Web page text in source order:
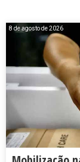
8 de agosto de 2026